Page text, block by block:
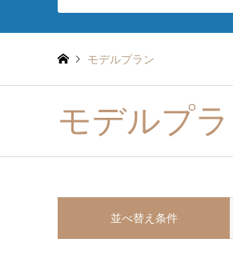
モデルプラン
モデルプ
並べ替え条件